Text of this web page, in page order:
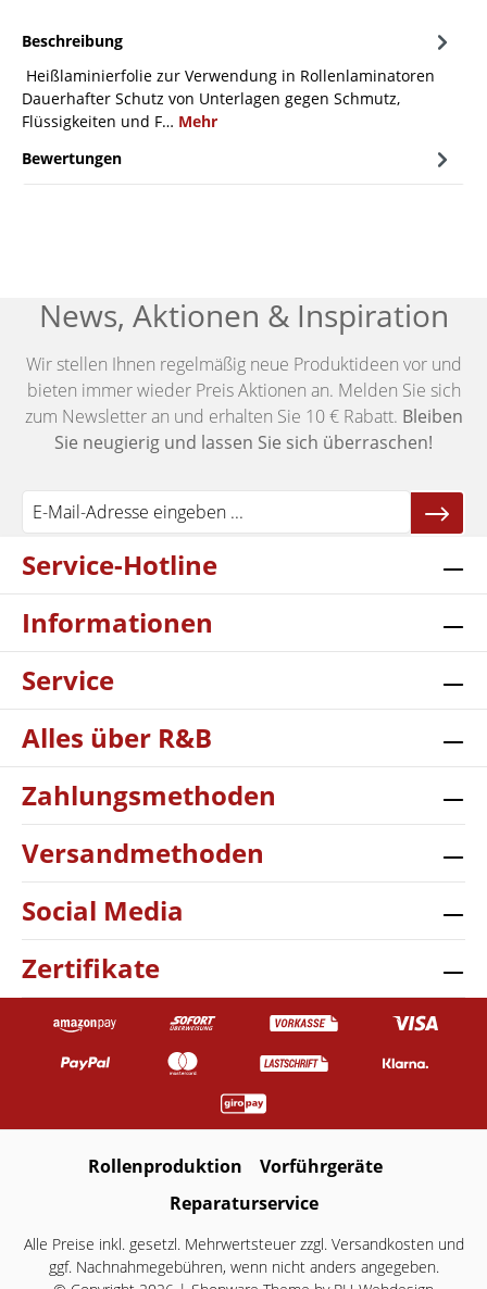
Beschreibung
Heißlaminierfolie zur Verwendung in Rollenlaminatoren
Dauerhafter Schutz von Unterlagen gegen Schmutz,
Flüssigkeiten und F… Mehr
Bewertungen
News, Aktionen & Inspiration
Wir stellen Ihnen regelmäßig neue Produktideen vor und
bieten immer wieder Preis Aktionen an. Melden Sie sich
zum Newsletter an und erhalten Sie 10 € Rabatt. Bleiben
Sie neugierig und lassen Sie sich überraschen!
Service-Hotline
Informationen
Service
Alles über R&B
Zahlungsmethoden
Versandmethoden
Social Media
Zertifikate
Rollenproduktion
Vorführgeräte
Reparaturservice
Alle Preise inkl. gesetzl. Mehrwertsteuer zzgl. Versandkostenund
ggf. Nachnahmegebühren, wenn nicht anders angegeben.